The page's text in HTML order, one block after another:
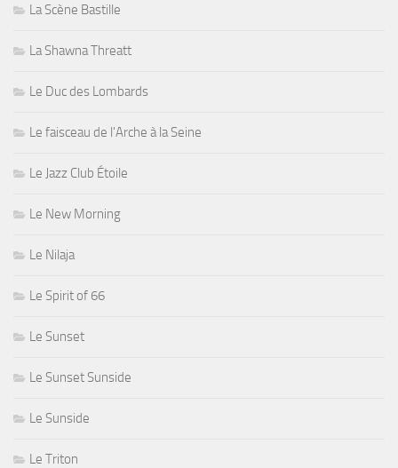
La Scène Bastille
La Shawna Threatt
Le Duc des Lombards
Le faisceau de l'Arche à la Seine
Le Jazz Club Étoile
Le New Morning
Le Nilaja
Le Spirit of 66
Le Sunset
Le Sunset Sunside
Le Sunside
Le Triton